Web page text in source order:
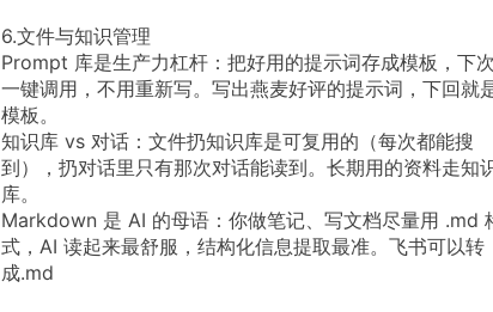
6.文件与知识管理
Prompt 库是生产力杠杆：把好用的提示词存成模板，下次
一键调用，不用重新写。写出燕麦好评的提示词，下回就
模板。
知识库 vs 对话：文件扔知识库是可复用的（每次都能搜
到），扔对话里只有那次对话能读到。长期用的资料走知
库。
Markdown 是 AI 的母语：你做笔记、写文档尽量用 .md
式，AI 读起来最舒服，结构化信息提取最准。飞书可以转
成.md